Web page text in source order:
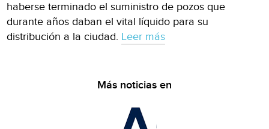
haberse terminado el suministro de pozos que
durante años daban el vital líquido para su
distribución a la ciudad. Leer más
Más noticias en